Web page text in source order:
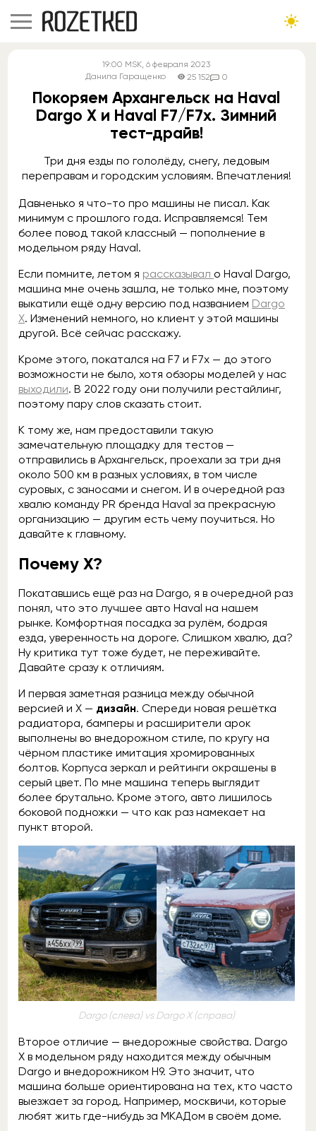
19:00 MSK, 6 февраля 2023
Данила Гаращенко
25 152 0
Покоряем Архангельск на Haval
Dargo X и Haval F7/F7x. Зимний
тест-драйв!
Три дня езды по гололёду, снегу, ледовым
переправам и городским условиям. Впечатления!
Давненько я что-то про машины не писал. Как
минимум с прошлого года. Исправляемся! Тем
более повод такой классный — пополнение в
модельном ряду Haval.
Если помните, летом я рассказывал о Haval Dargo,
машина мне очень зашла, не только мне, поэтому
выкатили ещё одну версию под названием Dargo
X. Изменений немного, но клиент у этой машины
другой. Всё сейчас расскажу.
Кроме этого, покатался на F7 и F7x — до этого
возможности не было, хотя обзоры моделей у нас
выходили. В 2022 году они получили рестайлинг,
поэтому пару слов сказать стоит.
К тому же, нам предоставили такую
замечательную площадку для тестов —
отправились в Архангельск, проехали за три дня
около 500 км в разных условиях, в том числе
суровых, с заносами и снегом. И в очередной раз
хвалю команду PR бренда Haval за прекрасную
организацию — другим есть чему поучиться. Но
давайте к главному.
Почему X?
Покатавшись ещё раз на Dargo, я в очередной раз
понял, что это лучшее авто Haval на нашем
рынке. Комфортная посадка за рулём, бодрая
езда, уверенность на дороге. Слишком хвалю, да?
Ну критика тут тоже будет, не переживайте.
Давайте сразу к отличиям.
И первая заметная разница между обычной
версией и X — дизайн. Спереди новая решётка
радиатора, бамперы и расширители арок
выполнены во внедорожном стиле, по кругу на
чёрном пластике имитация хромированных
болтов. Корпуса зеркал и рейтинги окрашены в
серый цвет. По мне машина теперь выглядит
более брутально. Кроме этого, авто лишилось
боковой подножки — что как раз намекает на
пункт второй.
Dargo (слева) vs Dargo X (справа)
Второе отличие — внедорожные свойства. Dargo
X в модельном ряду находится между обычным
Dargo и внедорожником H9. Это значит, что
машина больше ориентирована на тех, кто часто
выезжает за город. Например, москвичи, которые
любят жить где-нибудь за МКАДом в своём доме.